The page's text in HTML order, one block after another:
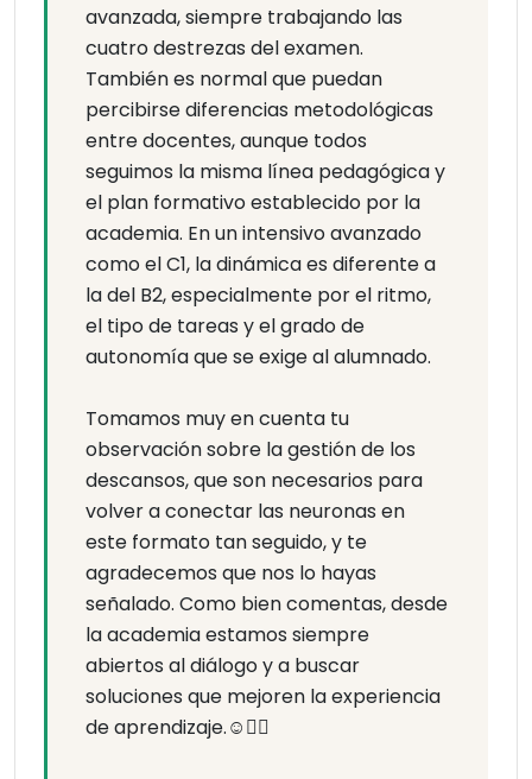
avanzada, siempre trabajando las
cuatro destrezas del examen.
También es normal que puedan
percibirse diferencias metodológicas
entre docentes, aunque todos
seguimos la misma línea pedagógica y
el plan formativo establecido por la
academia. En un intensivo avanzado
como el C1, la dinámica es diferente a
la del B2, especialmente por el ritmo,
el tipo de tareas y el grado de
autonomía que se exige al alumnado.
Tomamos muy en cuenta tu
observación sobre la gestión de los
descansos, que son necesarios para
volver a conectar las neuronas en
este formato tan seguido, y te
agradecemos que nos lo hayas
señalado. Como bien comentas, desde
la academia estamos siempre
abiertos al diálogo y a buscar
soluciones que mejoren la experiencia
de aprendizaje.☺️👌🏻